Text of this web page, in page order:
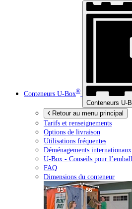
Conteneurs U-Box®
Conteneurs U-
Retour au menu principal
Tarifs et renseignements
Options de livraison
Utilisations fréquentes
Déménagements internationaux
U-Box - Conseils pour
FAQ
Dimensions du conteneur